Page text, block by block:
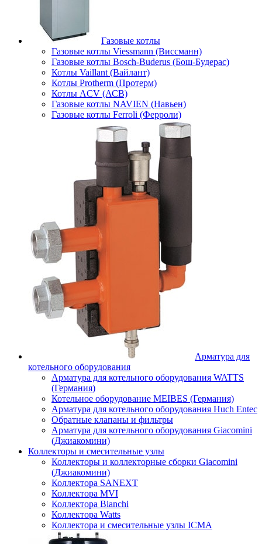
Газовые котлы
Газовые котлы Viessmann (Виссманн)
Газовые котлы Bosch-Buderus (Бош-Будерас)
Котлы Vaillant (Вайлант)
Котлы Protherm (Протерм)
Котлы ACV (АСВ)
Газовые котлы NAVIEN (Навьен)
Газовые котлы Ferroli (Ферроли)
Арматура для
котельного оборудования
Арматура для котельного оборудования WATTS
(Германия)
Котельное оборудование MEIBES (Германия)
Арматура для котельного оборудования Huch Entec
Обратные клапаны и фильтры
Арматура для котельного оборудования Giacomini
(Джиакомини)
Коллекторы и смесительные узлы
Коллекторы и коллекторные сборки Giacomini
(Джиакомини)
Коллектора SANEXT
Коллектора MVI
Коллектора Bianchi
Коллектора Watts
Коллектора и смесительные узлы ICMA